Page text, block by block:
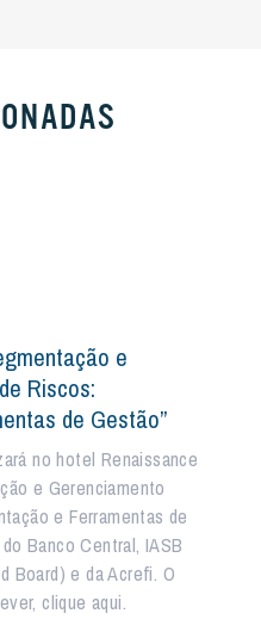
e
Riscos:
de Gestão”
no hotel Renaissance
e Gerenciamento
e Ferramentas de
Banco Central, IASB
Board) e da Acrefi. O
clique aqui.